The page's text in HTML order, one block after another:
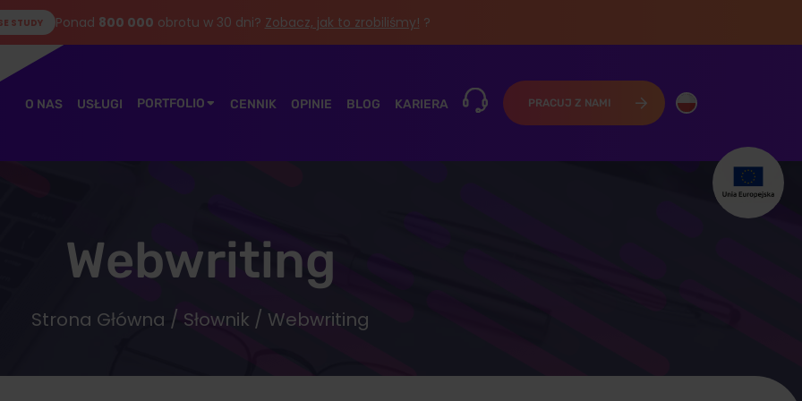
STUDY Ponad 800 000 obrotu w 30 dni? Zobacz, jak to zrobiliśmy! ?
O NAS USŁUGI PORTFOLIO CENNIK OPINIE BLOG KARIERA PRACUJ Z NAMI
Webwriting
Strona Główna / Słownik / Webwriting